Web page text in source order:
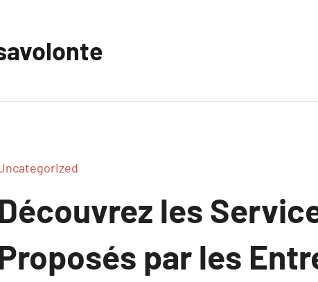
Découvrez les
par les